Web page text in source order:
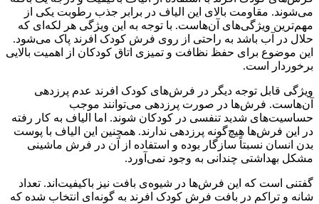
می‌شوند. مقاومت بالای این الیاف در برابر جذب رطوبت یکی از
مهم‌ترین ویژگی‌های آن‌هاست. با توجه به این ویژگی هر لکه‌ای که
حلال در آب باشد به راحتی از روی فرش‌ کودک افرند پاک می‌شود.
این موضوع برای حفظ نظافت و تمیزی اتاق کودکان از اهمیت بالایی
برخوردار است.
ویژگی قابل توجه دیگر در فرش‌های کودک افرند عدم پرزدهی
آن‌هاست. فرش‌ها در صورت پرزدهی می‌توانند موجب
حساسیت‌های شدید تنفسی در کودکان شوند. اما الیاف به کار رفته
در این فرش‌ها هیچ‌گونه پرزدهی ندارند. همچنین این الیاف با پوست
بدن انسان نسبتاً سازگار بوده و استفاده از آن در فرش ماشینی
مشکل بهداشتی چندانی به وجود نمی‌آورد.
گفتنی است که این فرش‌ها در شیوه‌ی بافت نیز باکیفیت‌اند. تعداد
شانه و تراکم در بافت فرش کودک افرند به گونه‌ای انتخاب شده که